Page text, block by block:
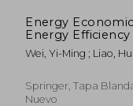
Energy
Energy Efficiency
China (en Inglés)
Wei, Yi-Ming ; Liao,
Springer, Tapa
Nuevo